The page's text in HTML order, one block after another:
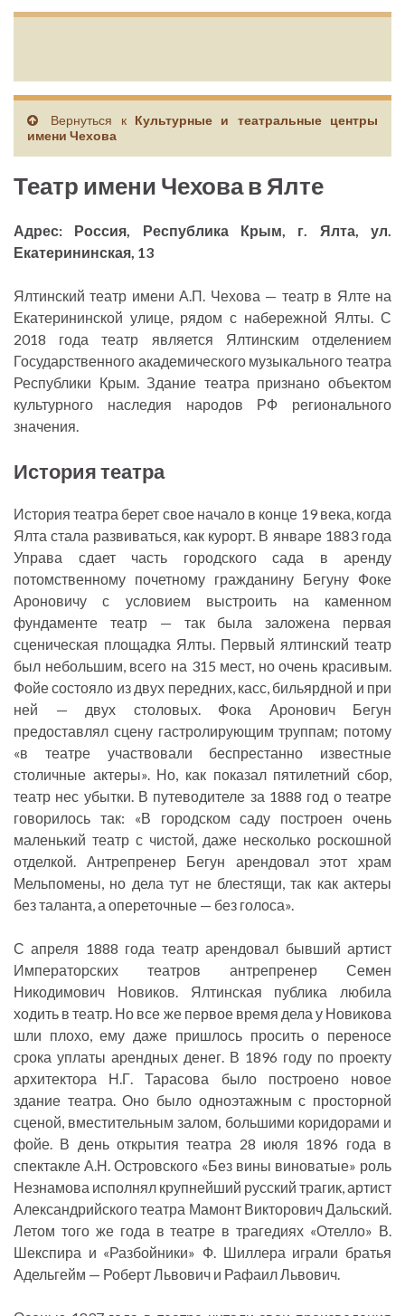
Вернуться к Культурные и театральные центры
имени Чехова
Театр имени Чехова в Ялте
Адрес: Россия, Республика Крым, г. Ялта, ул.
Екатерининская, 13
Ялтинский театр имени А.П. Чехова — театр в Ялте на
Екатерининской улице, рядом с набережной Ялты. С
2018 года театр является Ялтинским отделением
Государственного академического музыкального театра
Республики Крым. Здание театра признано объектом
культурного наследия народов РФ регионального
значения.
История театра
История театра берет свое начало в конце 19 века, когда
Ялта стала развиваться, как курорт. В январе 1883 года
Управа сдает часть городского сада в аренду
потомственному почетному гражданину Бегуну Фоке
Ароновичу с условием выстроить на каменном
фундаменте театр — так была заложена первая
сценическая площадка Ялты. Первый ялтинский театр
был небольшим, всего на 315 мест, но очень красивым.
Фойе состояло из двух передних, касс, бильярдной и при
ней — двух столовых. Фока Аронович Бегун
предоставлял сцену гастролирующим труппам; потому
«в театре участвовали беспрестанно известные
столичные актеры». Но, как показал пятилетний сбор,
театр нес убытки. В путеводителе за 1888 год о театре
говорилось так: «В городском саду построен очень
маленький театр с чистой, даже несколько роскошной
отделкой. Антрепренер Бегун арендовал этот храм
Мельпомены, но дела тут не блестящи, так как актеры
без таланта, а опереточные — без голоса».
С апреля 1888 года театр арендовал бывший артист
Императорских театров антрепренер Семен
Никодимович Новиков. Ялтинская публика любила
ходить в театр. Но все же первое время дела у Новикова
шли плохо, ему даже пришлось просить о переносе
срока уплаты арендных денег. В 1896 году по проекту
архитектора Н.Г. Тарасова было построено новое
здание театра. Оно было одноэтажным с просторной
сценой, вместительным залом, большими коридорами и
фойе. В день открытия театра 28 июля 1896 года в
спектакле А.Н. Островского «Без вины виноватые» роль
Незнамова исполнял крупнейший русский трагик, артист
Александрийского театра Мамонт Викторович Дальский.
Летом того же года в театре в трагедиях «Отелло» В.
Шекспира и «Разбойники» Ф. Шиллера играли братья
Адельгейм — Роберт Львович и Рафаил Львович.